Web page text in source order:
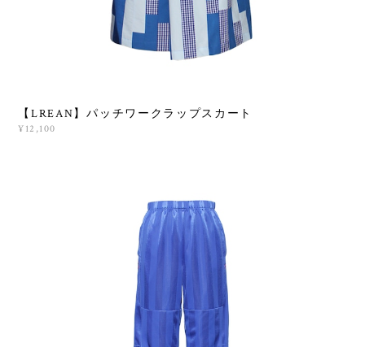
【LREAN】パッチワークラップスカート
¥12,100